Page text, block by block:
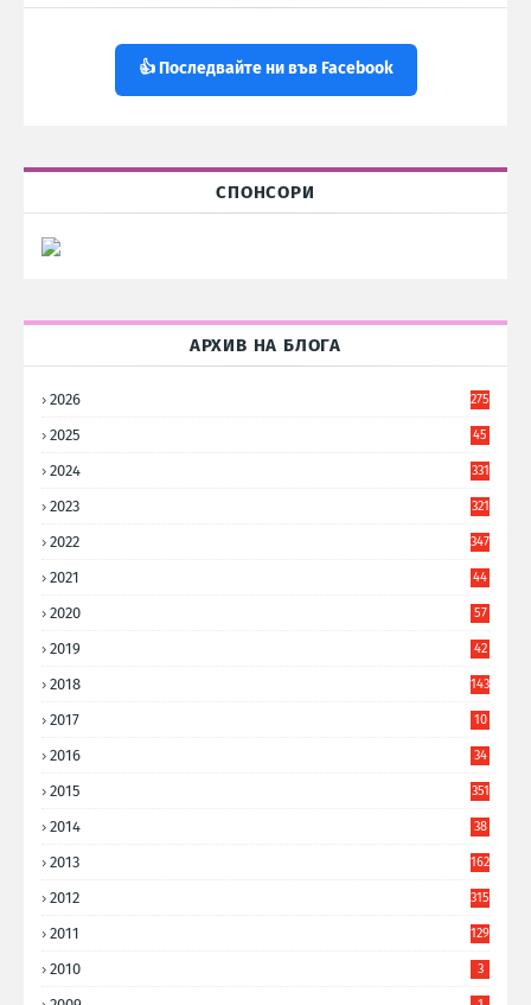
👍 Последвайте ни във Facebook
СПОНСОРИ
АРХИВ НА БЛОГА
2026 275
2025
45
2024 331
2023 321
2022 347
2021
44
2020
57
2019
42
2018 143
2017
10
2016
34
2015 351
2014
38
2013 162
2012 315
2011 129
2010 3